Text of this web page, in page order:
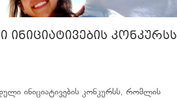
კონკურსს
ინიციატივების კონკურსს, რომლის